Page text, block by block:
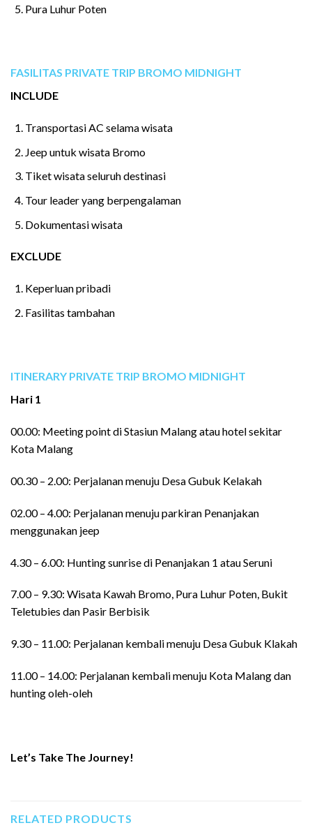
Pura Luhur Poten
FASILITAS PRIVATE TRIP BROMO MIDNIGHT
INCLUDE
Transportasi AC selama wisata
Jeep untuk wisata Bromo
Tiket wisata seluruh destinasi
Tour leader yang berpengalaman
Dokumentasi wisata
EXCLUDE
Keperluan pribadi
Fasilitas tambahan
ITINERARY PRIVATE TRIP BROMO MIDNIGHT
Hari 1
00.00: Meeting point di Stasiun Malang atau hotel sekitar
Kota Malang
00.30 – 2.00: Perjalanan menuju Desa Gubuk Kelakah
02.00 – 4.00: Perjalanan menuju parkiran Penanjakan
menggunakan jeep
4.30 – 6.00: Hunting sunrise di Penanjakan 1 atau Seruni
7.00 – 9.30: Wisata Kawah Bromo, Pura Luhur Poten, Bukit
Teletubies dan Pasir Berbisik
9.30 – 11.00: Perjalanan kembali menuju Desa Gubuk Klakah
11.00 – 14.00: Perjalanan kembali menuju Kota Malang dan
hunting oleh-oleh
Let’s Take The Journey!
RELATED PRODUCTS